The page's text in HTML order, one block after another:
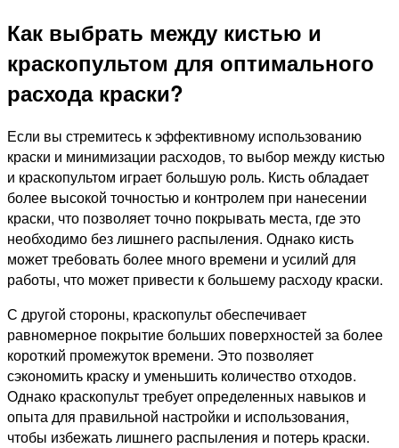
Как выбрать между кистью и
краскопультом для оптимального
расхода краски?
Если вы стремитесь к эффективному использованию
краски и минимизации расходов, то выбор между кистью
и краскопультом играет большую роль. Кисть обладает
более высокой точностью и контролем при нанесении
краски, что позволяет точно покрывать места, где это
необходимо без лишнего распыления. Однако кисть
может требовать более много времени и усилий для
работы, что может привести к большему расходу краски.
С другой стороны, краскопульт обеспечивает
равномерное покрытие больших поверхностей за более
короткий промежуток времени. Это позволяет
сэкономить краску и уменьшить количество отходов.
Однако краскопульт требует определенных навыков и
опыта для правильной настройки и использования,
чтобы избежать лишнего распыления и потерь краски.